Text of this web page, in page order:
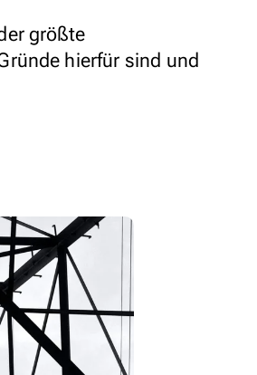
größte
hierfür sind und